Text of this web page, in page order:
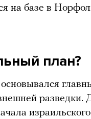
на базе в
план?
разведки.